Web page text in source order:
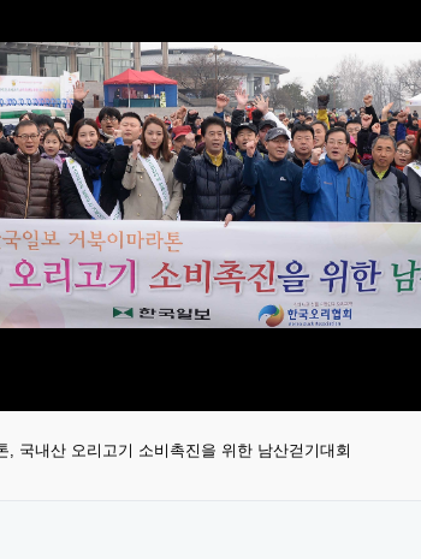
, 국내산 오리고기 소비촉진을 위한 남산걷기대회